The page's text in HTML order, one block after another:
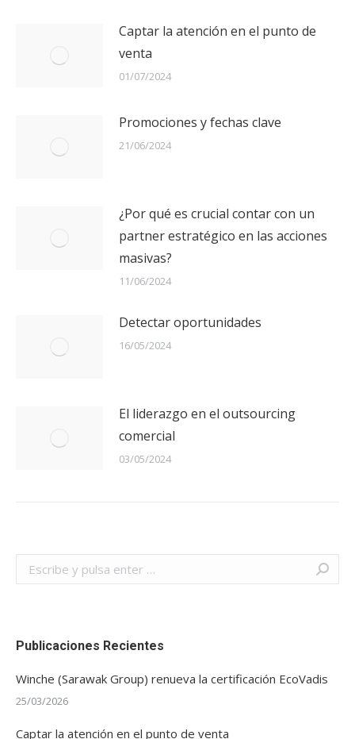
Captar la atención en el punto de
venta
01/07/2024
Promociones y fechas clave
21/06/2024
¿Por qué es crucial contar con un
partner estratégico en las acciones
masivas?
11/06/2024
Detectar oportunidades
16/05/2024
El liderazgo en el outsourcing
comercial
03/05/2024
Buscar:
Publicaciones Recientes
Winche (Sarawak Group) renueva la certificación EcoVadis
25/03/2026
Captar la atención en el punto de venta